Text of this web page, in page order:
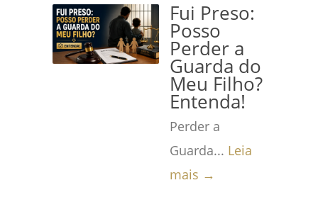
Fui Preso:
Posso
Perder a
Guarda do
Meu Filho?
Entenda!
Perder a
Guarda... Leia
mais →